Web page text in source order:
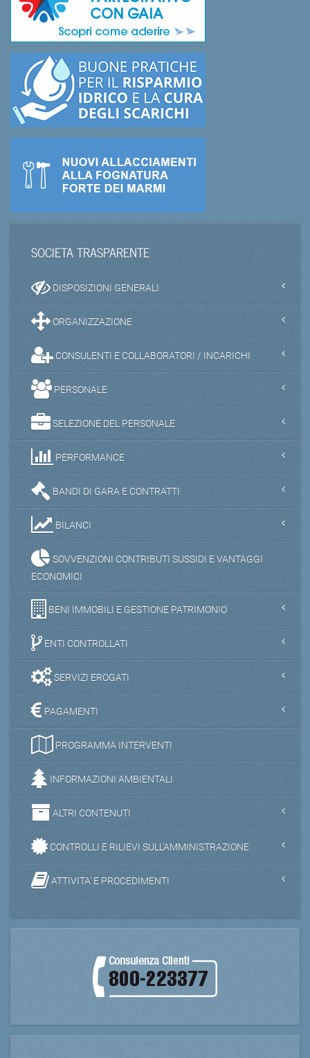
SOCIETA TRASPARENTE
DISPOSIZIONI GENERALI
ORGANIZZAZIONE
CONSULENTI E COLLABORATORI / INCARICHI
PERSONALE
SELEZIONE DEL PERSONALE
PERFORMANCE
BANDI DI GARA E CONTRATTI
BILANCI
SOVVENZIONI CONTRIBUTI SUSSIDI E VANTAGGI
ECONOMICI
BENI IMMOBILI E GESTIONE PATRIMONIO
ENTI CONTROLLATI
SERVIZI EROGATI
PAGAMENTI
PROGRAMMA INTERVENTI
INFORMAZIONI AMBIENTALI
ALTRI CONTENUTI
CONTROLLI E RILIEVI SULL'AMMINISTRAZIONE
ATTIVITA' E PROCEDIMENTI